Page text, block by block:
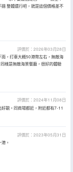
整體還行吧，就是這個價格差不
評價於：2026年03月28日
，打車大概50港幣左右，無敵海
樣是無敵海景餐廳，很好的體驗
評價於：2024年11月08日
靚。同商場都近，附近都有7-11
評價於：2023年05月31日
。